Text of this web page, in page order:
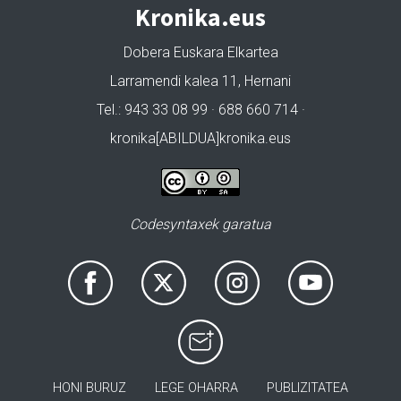
Kronika.eus
Dobera Euskara Elkartea
Larramendi kalea 11, Hernani
Tel.: 943 33 08 99 · 688 660 714 ·
kronika[ABILDUA]kronika.eus
Codesyntaxek garatua
HONI BURUZ LEGE OHARRA PUBLIZITATEA